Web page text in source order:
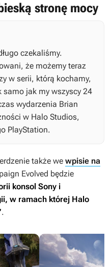
stronę mocy
czekaliśmy.
że możemy teraz
w serii, którą kochamy,
samo jak my wszyscy 24
wydarzenia Brian
w Halo Studios,
PlayStation.
także we wpisie na
Evolved będzie
konsol Sony i
w ramach której Halo
.